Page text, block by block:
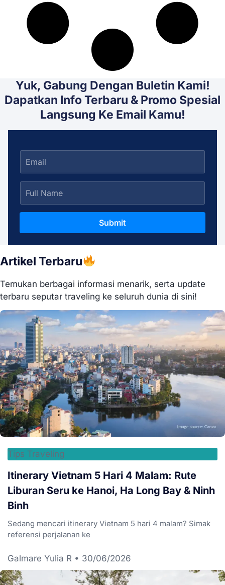
Yuk, Gabung Dengan Buletin Kami!
Dapatkan Info Terbaru & Promo Spesial
Langsung Ke Email Kamu!
Submit
Artikel Terbaru
Temukan berbagai informasi menarik, serta update
terbaru seputar traveling ke seluruh dunia di sini!
Tips Traveling
Itinerary Vietnam 5 Hari 4 Malam: Rute
Liburan Seru ke Hanoi, Ha Long Bay & Ninh
Binh
Sedang mencari itinerary Vietnam 5 hari 4 malam? Simak
referensi perjalanan ke
Galmare Yulia R 30/06/2026